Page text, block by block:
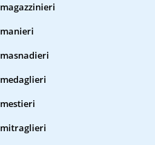
magazzinieri
manieri
masnadieri
medaglieri
mestieri
mitraglieri